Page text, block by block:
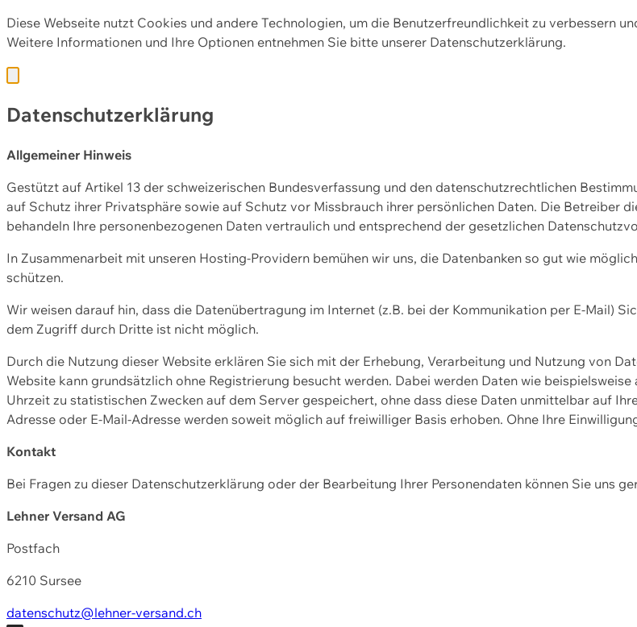
Diese Webseite nutzt Cookies und andere Technologien, um die Benutzerfreundlichkeit zu verbessern
Weitere Informationen und Ihre Optionen entnehmen Sie bitte unserer Datenschutzerklärung.
Datenschutzerklärung
Allgemeiner Hinweis
Gestützt auf Artikel 13 der schweizerischen Bundesverfassung und den datenschutzrechtlichen
auf Schutz ihrer Privatsphäre sowie auf Schutz vor Missbrauch ihrer persönlichen Daten. Die Betreiber
behandeln Ihre personenbezogenen Daten vertraulich und entsprechend der gesetzlichen
In Zusammenarbeit mit unseren Hosting-Providern bemühen wir uns, die Datenbanken so gut wie
schützen.
Wir weisen darauf hin, dass die Datenübertragung im Internet (z.B. bei der Kommunikation per E-Mail)
dem Zugriff durch Dritte ist nicht möglich.
Durch die Nutzung dieser Website erklären Sie sich mit der Erhebung, Verarbeitung und Nutzung von
Website kann grundsätzlich ohne Registrierung besucht werden. Dabei werden Daten wie
Uhrzeit zu statistischen Zwecken auf dem Server gespeichert, ohne dass diese Daten unmittelbar auf
Adresse oder E-Mail-Adresse werden soweit möglich auf freiwilliger Basis erhoben. Ohne Ihre
Kontakt
Bei Fragen zu dieser Datenschutzerklärung oder der Bearbeitung Ihrer Personendaten können Sie uns
Lehner Versand AG
Postfach
6210 Sursee
datenschutz@lehner-versand.ch